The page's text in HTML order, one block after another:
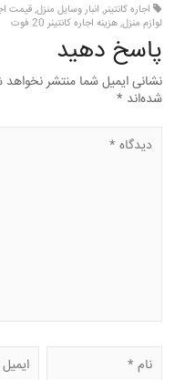
اجاره کانتینر, انبار وسایل منزل,قیمت
لوازم منزل,هزینه اجاره کانتینر 20 فوت
پاسخ دهید
نشانی ایمیل شما منتشر
شده‌اند *